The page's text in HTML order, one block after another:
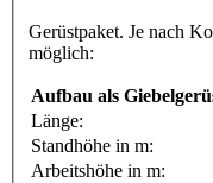
Gerüstpaket. Je nach
möglich:
Aufbau als
Länge:
Standhöhe in m:
Arbeitshöhe in m: